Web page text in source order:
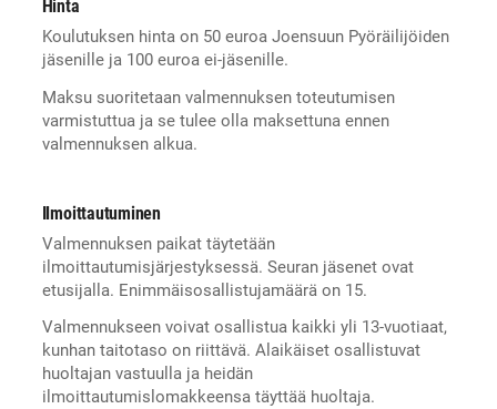
Hinta
Koulutuksen hinta on 50 euroa Joensuun Pyöräilijöiden
jäsenille ja 100 euroa ei-jäsenille.
Maksu suoritetaan valmennuksen toteutumisen
varmistuttua ja se tulee olla maksettuna ennen
valmennuksen alkua.
Ilmoittautuminen
Valmennuksen paikat täytetään
ilmoittautumisjärjestyksessä. Seuran jäsenet ovat
etusijalla. Enimmäisosallistujamäärä on 15.
Valmennukseen voivat osallistua kaikki yli 13-vuotiaat,
kunhan taitotaso on riittävä. Alaikäiset osallistuvat
huoltajan vastuulla ja heidän
ilmoittautumislomakkeensa täyttää huoltaja.